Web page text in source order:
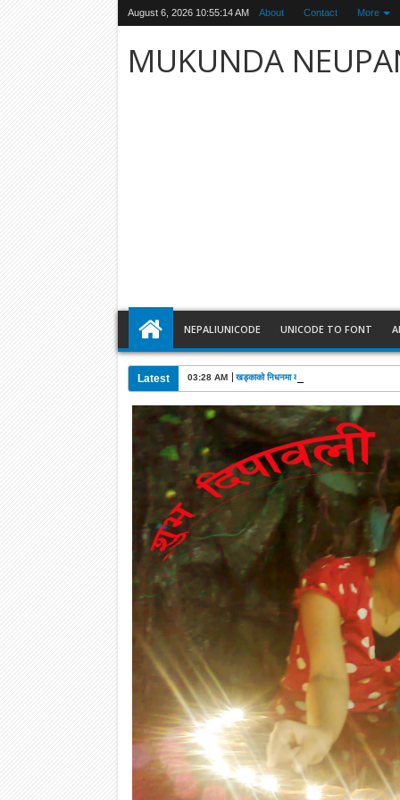
August 6, 2026 10:55:15 AM About Contact More
MUKUNDA
NEPALIUNICODE UNICODE TO FONT
Latest 03:28 AM खड्काको निधनमा कांग्रेसले पाँच दिन शोक मनाउने: